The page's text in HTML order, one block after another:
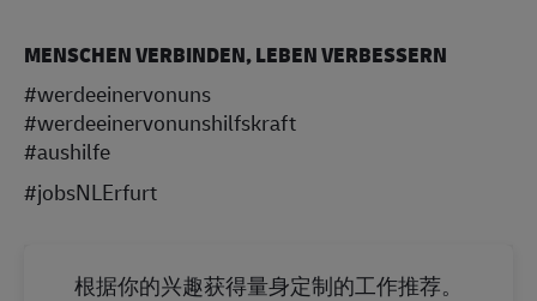
MENSCHEN VERBINDEN, LEBEN VERBESSERN
#werdeeinervonuns
#werdeeinervonunshilfskraft
#aushilfe
#jobsNLErfurt
根据你的兴趣获得量身定制的工作推荐。